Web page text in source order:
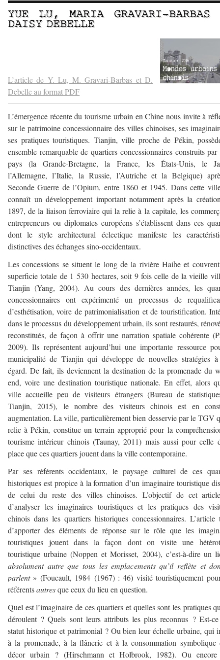
YUE LU, MARIA GRAVARI-BARBAS
DAISY DEBELLE
L’article de Y. Lu, M. Gravari-Barbas et D.
Debelle au format PDF
L’émergence récente du tourisme urbain en Chine nous invite à
sur le patrimoine concessionnaire des villes chinoises, ses
ses pratiques touristiques. Tianjin, ville proche de Pékin,
ensemble remarquable de quartiers concessionnaires construits
pays (la Grande-Bretagne, la France, les États-Unis, le
l’Allemagne, l’Italie, la Russie, l’Autriche et la Belgique)
Seconde Guerre de l’Opium, entre 1860 et 1945. Dans cette
connaît un développement important notamment après la
1897, de la liaison ferroviaire qui la relie à la capitale, les
entrepreneurs ou diplomates européens s’établissent dans ces
dont le style architectural éclectique manifeste les
distinctives des échanges sino-occidentaux.
Les concessions se situent le long de la rivière Haihe et
superficie totale de 1 530 hectares, soit 9 fois celle de la vieille
Tianjin (Yang, 2004). Au cours des dernières années, les
concessionnaires ont expérimenté un processus de
d’esthétisation, voire de patrimonialisation et de touristification.
dans le processus du développement urbain, ils sont restaurés,
reconstitués, de façon à offrir une narration spatiale cohérente
2009). Ils représentent aujourd’hui une importante ressource
municipalité de Tianjin qui développe de nouvelles stratégies
égard. De fait, ils deviennent la destination de la promenade du
end, voire une destination touristique nationale. En effet, alors
ville accueille peu de visiteurs étrangers (Bureau de
Tianjin, 2015), le nombre des visiteurs chinois est en
augmentation. La ville, particulièrement bien desservie par le TGV
relie à Pékin, constitue un terrain approprié pour la
tourisme intérieur chinois (Taunay, 2011) mais aussi pour celle
place que ces quartiers jouent dans la ville contemporaine.
Par ses référents occidentaux, le paysage culturel de ces
historiques est propice à la formation d’un imaginaire touristique
de celui du reste des villes chinoises. L’objectif de cet
d’analyser les imaginaires touristiques et les pratiques des
chinois dans les quartiers historiques concessionnaires. L’article
d’apporter des éléments de réponse sur le rôle que les
touristiques jouent dans la façon dont on visite une
touristique urbaine (Noppen et Morisset, 2004), c’est-à-dire un
absolument autre que tous les emplacements qu’il reflète et
parlent » (Foucault, 1984 (1967) : 46) visité touristiquement
référentsautresque ceux du lieu en question.
Quel est l’imaginaire de ces quartiers et quelles sont les pratiques
déroulent ? Quels sont leurs attributs les plus reconnus ? Est-
statut historique et patrimonial ? Ou bien leur échelle urbaine, qui
à la promenade, à la flânerie et à la consommation symbolique
décor urbain ? (Hirschmann et Holbrook, 1982). Ou